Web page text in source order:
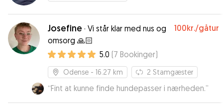
Josefine · Vi står klar med nus og
omsorg 🙏🏻
100kr./gåtur
5.0 (7 Bookinger)
Odense - 16.27 km 2 Stamgæster
“Fint at kunne finde hundepasser i nærheden.”